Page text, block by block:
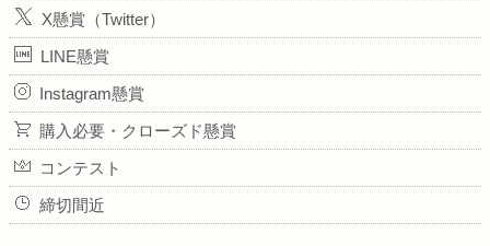
X懸賞（Twitter）
LINE懸賞
Instagram懸賞
購入必要・クローズド懸賞
コンテスト
締切間近